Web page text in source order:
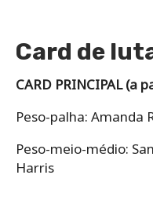
Card de
CARD PRINCIPAL (a
Peso-palha: Amanda
Peso-meio-médio:
Harris